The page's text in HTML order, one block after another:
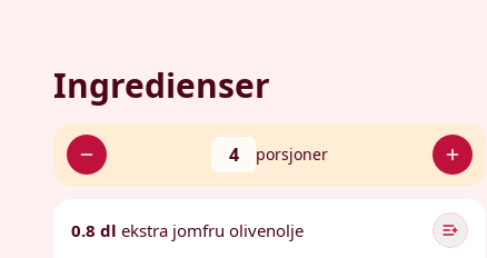
Ingredienser
4 porsjoner
0.8 dl ekstra jomfru olivenolje